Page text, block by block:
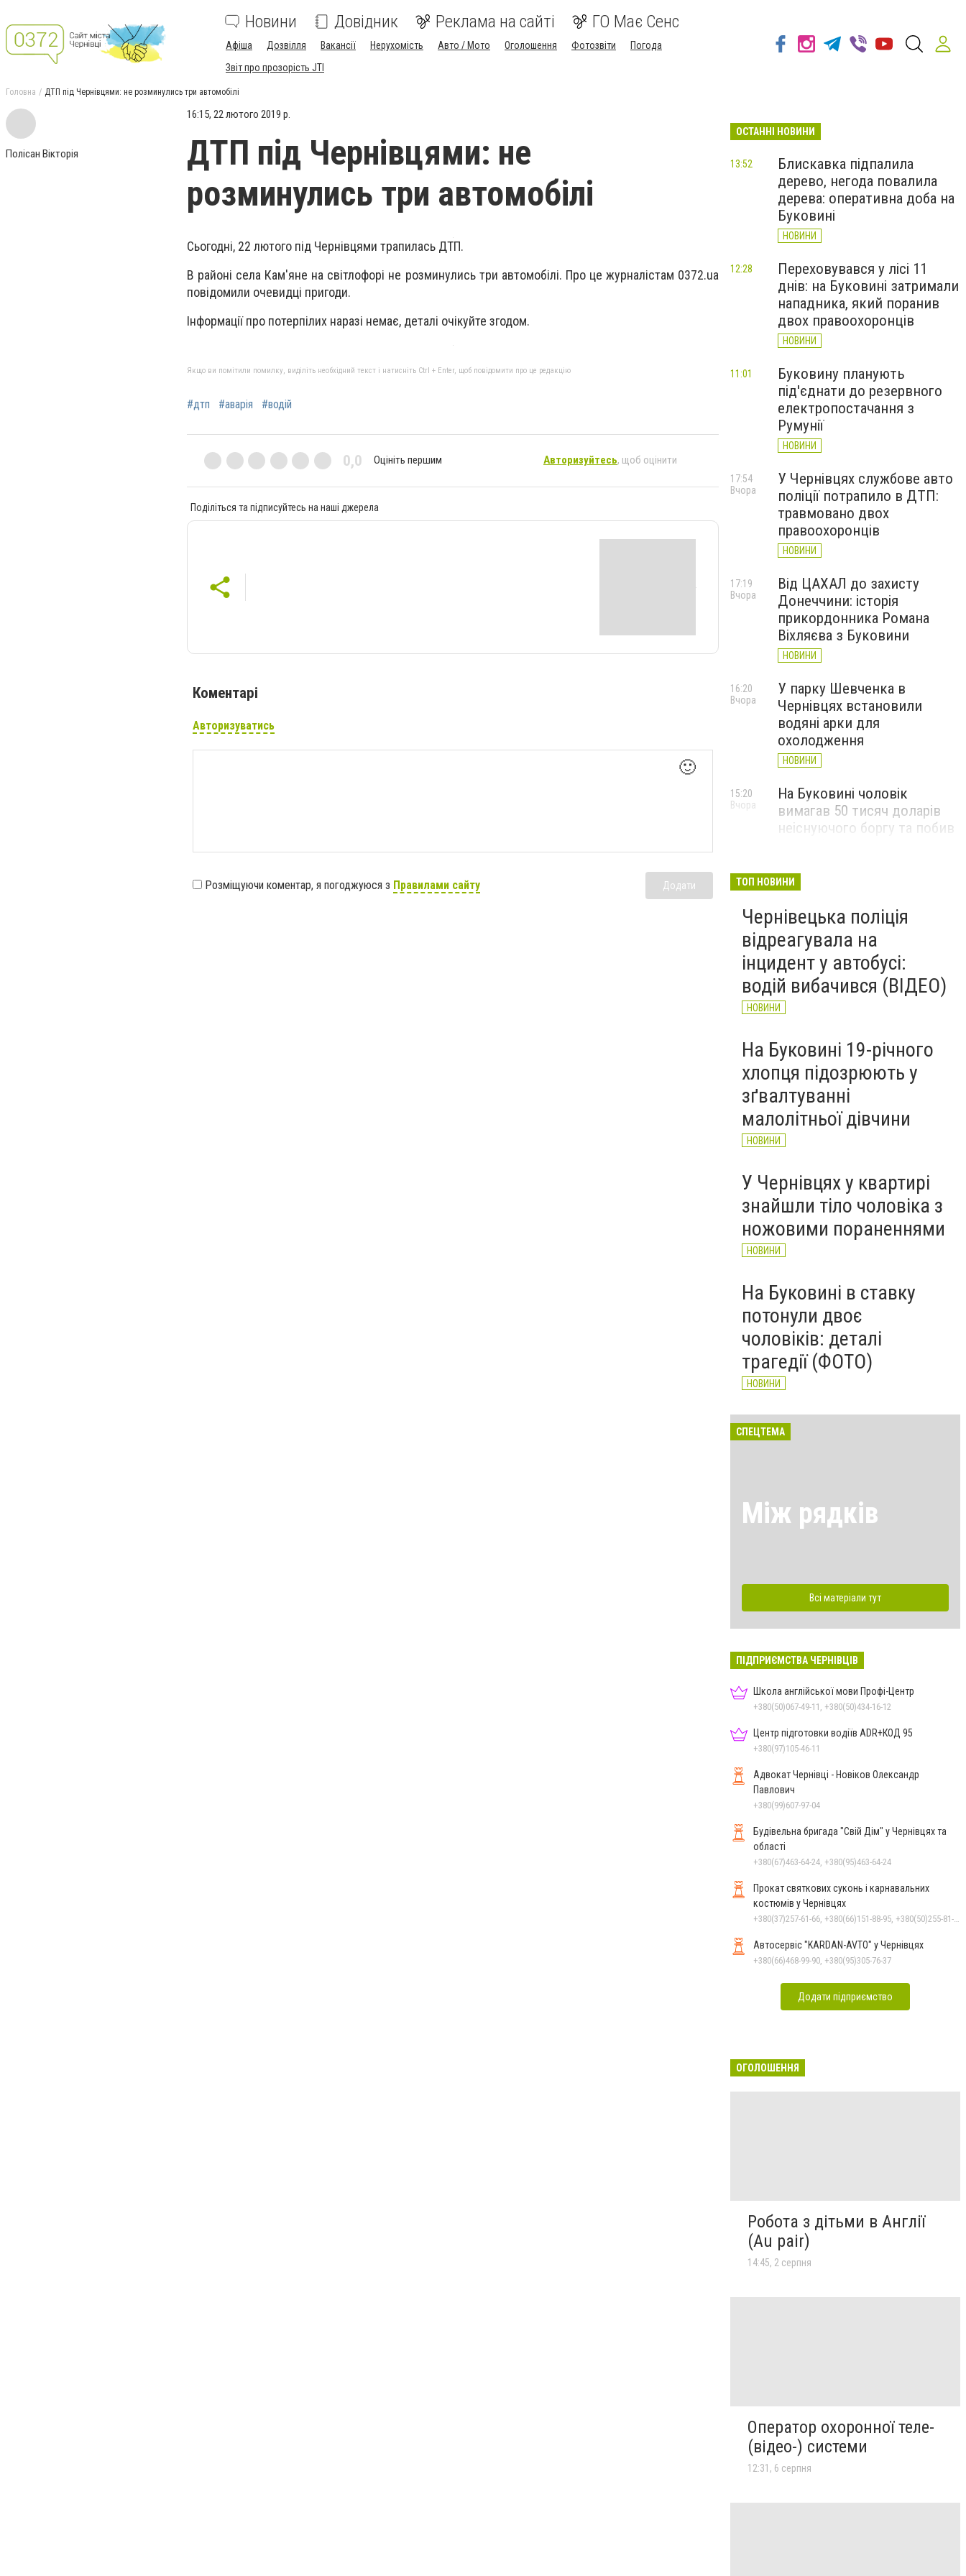
Новини Довідник Реклама на сайті ГО Має Сенс
Афіша Дозвілля Вакансії Нерухомість Авто / Мото Оголошення Фотозвіти
Погода
Звіт про прозорість JTI
Головна ДТП під Чернівцями: не розминулись три автомобілі
Полісан Вікторія
16:15, 22 лютого 2019 р.
ДТП під Чернівцями: не
розминулись три автомобілі
Сьогодні, 22 лютого під Чернівцями трапилась ДТП.
В районі села Кам'яне на світлофорі не розминулись три автомобілі. Про це журналістам 0372.ua
повідомили очевидці пригоди.
Інформації про потерпілих наразі немає, деталі очікуйте згодом.
Якщо ви помітили помилку, виділіть необхідний текст і натисніть Ctrl + Enter, щоб повідомити про це редакцію
#дтп #аварія #водій
0,0 Оцініть першим Авторизуйтесь, щоб оцінити
Поділіться та підписуйтесь на наші джерела
Коментарі
Авторизуватись
🙂
Розміщуючи коментар, я погоджуюся з Правилами сайту Додати
ОСТАННІ НОВИНИ
Блискавка підпалила
дерево, негода повалила
дерева: оперативна доба на
Буковині
НОВИНИ
13:52
Переховувався у лісі 11
днів: на Буковині затримали
нападника, який поранив
двох правоохоронців
НОВИНИ
12:28
Буковину планують
під'єднати до резервного
електропостачання з
Румунії
НОВИНИ
11:01
У Чернівцях службове авто
поліції потрапило в ДТП:
травмовано двох
правоохоронців
НОВИНИ
17:54
Вчора
Від ЦАХАЛ до захисту
Донеччини: історія
прикордонника Романа
Віхляєва з Буковини
НОВИНИ
17:19
Вчора
У парку Шевченка в
Чернівцях встановили
водяні арки для
охолодження
НОВИНИ
16:20
Вчора
На Буковині чоловік
вимагав 50 тисяч доларів
неіснуючого боргу та побив
15:20
Вчора
повалене дерево і
порятунок собаки: як
минула доба для
рятувальників Буковини
НОВИНИ
Вчора
ТОП НОВИНИ
Чернівецька поліція
відреагувала на
інцидент у автобусі:
водій вибачився (ВІДЕО)
НОВИНИ
На Буковині 19-річного
хлопця підозрюють у
зґвалтуванні
малолітньої дівчини
НОВИНИ
У Чернівцях у квартирі
знайшли тіло чоловіка з
ножовими пораненнями
НОВИНИ
На Буковині в ставку
потонули двоє
чоловіків: деталі
трагедії (ФОТО)
НОВИНИ
СПЕЦТЕМА
Між рядків
Всі матеріали тут
ПІДПРИЄМСТВА ЧЕРНІВЦІВ
Школа англійської мови Профі-Центр
+380(50)067-49-11, +380(50)434-16-12
Центр підготовки водіїв ADR+КОД 95
+380(97)105-46-11
Адвокат Чернівці - Новіков Олександр
Павлович
+380(99)607-97-04
Будівельна бригада "Свій Дім" у Чернівцях та
області
+380(67)463-64-24, +380(95)463-64-24
Прокат святкових суконь і карнавальних
костюмів у Чернівцях
Автосервіс "KARDAN-AVTO" у Чернівцях
+380(66)468-99-90, +380(95)305-76-37
Додати підприємство
ОГОЛОШЕННЯ
Робота з дітьми в Англії
(Au pair)
14:45, 2 серпня
Оператор охоронної теле-
(відео-) системи
12:31, 6 серпня